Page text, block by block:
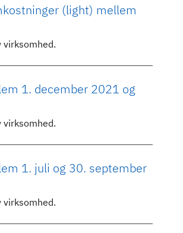
(light) mellem
1. december 2021 og
1. juli og 30. september